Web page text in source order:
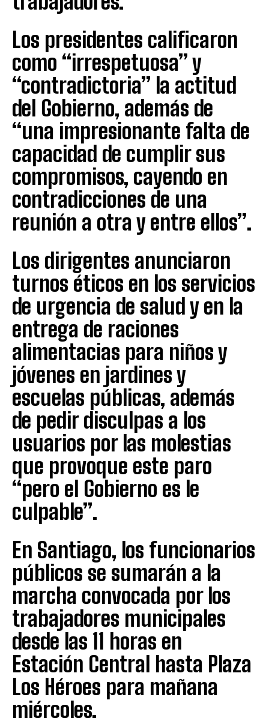
Los presidentes calificaron
como “irrespetuosa” y
“contradictoria” la actitud
del Gobierno, además de
“una impresionante falta de
capacidad de cumplir sus
compromisos, cayendo en
contradicciones de una
reunión a otra y entre ellos”.
Los dirigentes anunciaron
turnos éticos en los servicios
de urgencia de salud y en la
entrega de raciones
alimentacias para niños y
jóvenes en jardines y
escuelas públicas, además
de pedir disculpas a los
usuarios por las molestias
que provoque este paro
“pero el Gobierno es le
culpable”.
En Santiago, los funcionarios
públicos se sumarán a la
marcha convocada por los
trabajadores municipales
desde las 11 horas en
Estación Central hasta Plaza
Los Héroes para mañana
miércoles.